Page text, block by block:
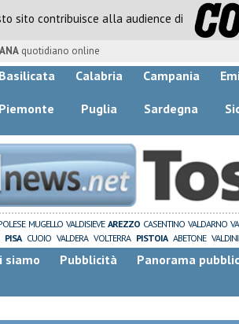
sito contribuisce alla audience di
quotidiano online
Basilicata Calabria Campania
Piemonte Puglia Sardegna
MUGELLO VALDISIEVE AREZZO CASENTINO VALDARNO
PISA CUOIO VALDERA VOLTERRA PISTOIA ABETONE
siamo Pubblicità Panorama